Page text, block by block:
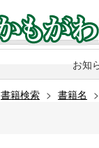
お知
書籍検索 > 書籍名 >